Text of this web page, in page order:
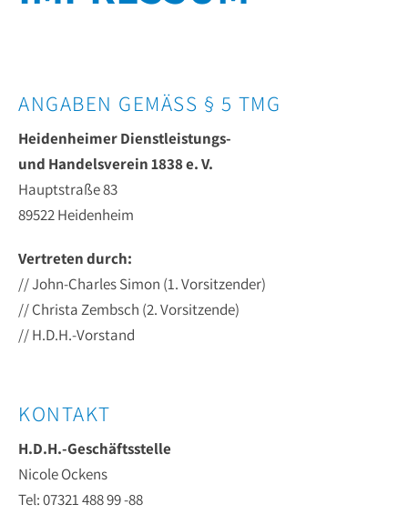
ANGABEN GEMÄSS § 5 TMG
Heidenheimer Dienstleistungs-
und Handelsverein 1838 e. V.
Hauptstraße 83
89522 Heidenheim
Vertreten durch:
// John-Charles Simon (1. Vorsitzender)
// Christa Zembsch (2. Vorsitzende)
//H.D.H.-Vorstand
KONTAKT
H.D.H.-Geschäftsstelle
Nicole Ockens
Tel: 07321 488 99 -88